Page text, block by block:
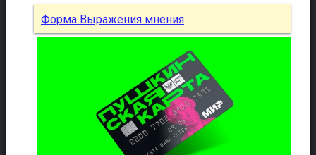
Форма Выражения мнения